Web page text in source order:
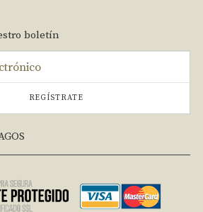
boletín
REGÍSTRATE